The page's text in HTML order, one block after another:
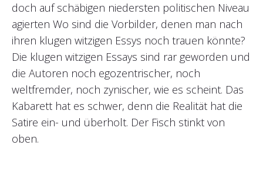
doch auf schäbigen niedersten politischen Niveau
agierten Wo sind die Vorbilder, denen man nach
ihren klugen witzigen Essys noch trauen könnte?
Die klugen witzigen Essays sind rar geworden und
die Autoren noch egozentrischer, noch
weltfremder, noch zynischer, wie es scheint. Das
Kabarett hat es schwer, denn die Realität hat die
Satire ein- und überholt. Der Fisch stinkt von
oben.